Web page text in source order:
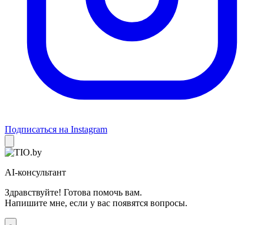
Подписаться на Instagram
AI-консультант
Здравствуйте! Готова помочь вам.
Напишите мне, если у вас появятся вопросы.